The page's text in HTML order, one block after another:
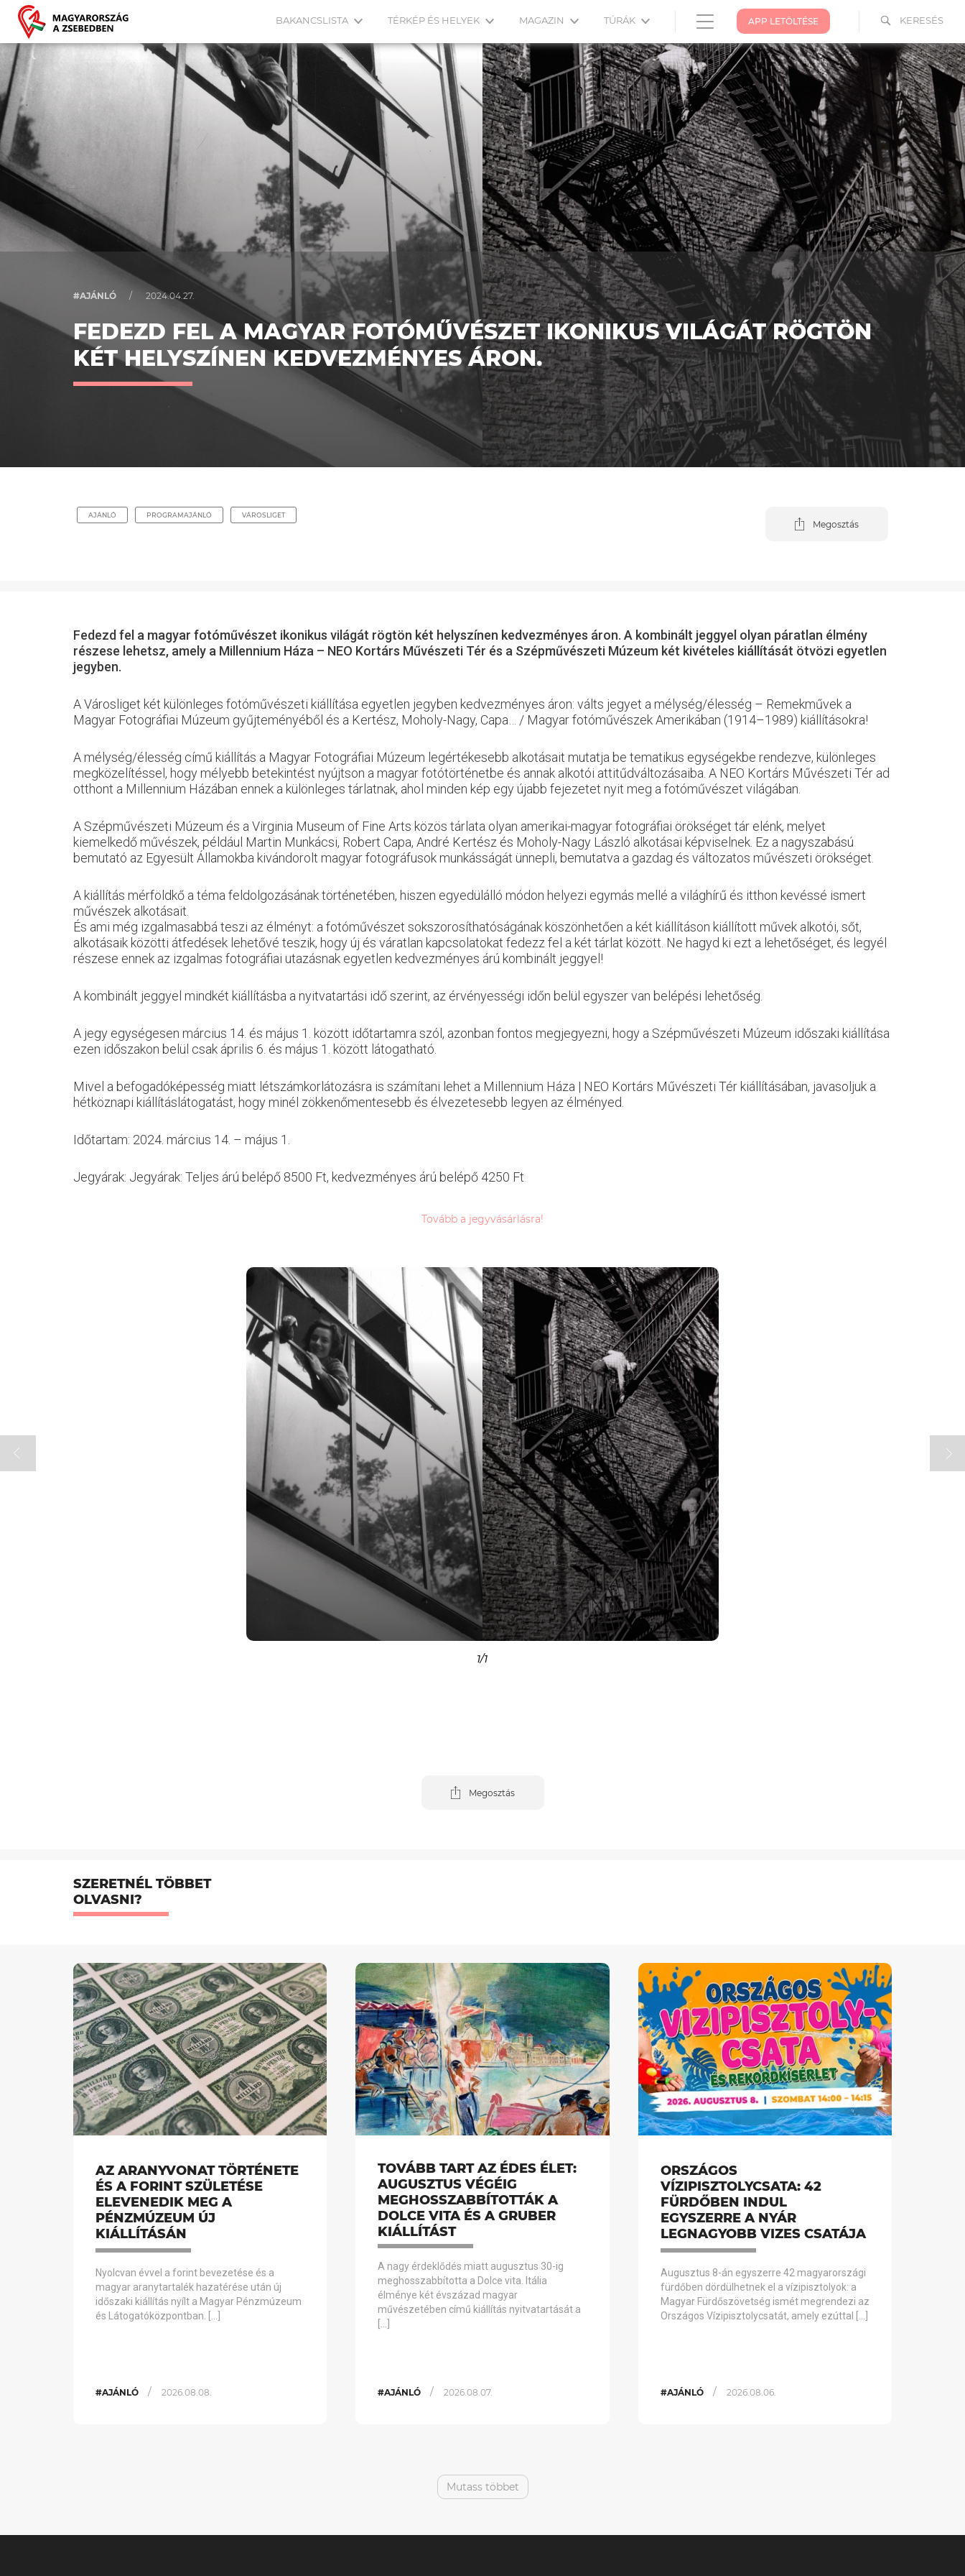
KERESÉS
APP LETÖLTÉSE
BAKANCSLISTA TÉRKÉP ÉS HELYEK MAGAZIN TÚRÁK
#AJÁNLÓ / 2024.04.27.
FEDEZD FEL A MAGYAR FOTÓMŰVÉSZET IKONIKUS VILÁGÁT RÖGTÖN
KÉT HELYSZÍNEN KEDVEZMÉNYES ÁRON.
AJÁNLÓ PROGRAMAJÁNLÓ VÁROSLIGET
Megosztás
Fedezd fel a magyar fotóművészet ikonikus világát rögtön két helyszínen kedvezményes áron. A kombinált jeggyel olyan páratlan élmény
részese lehetsz, amely a Millennium Háza – NEO Kortárs Művészeti Tér és a Szépművészeti Múzeum két kivételes kiállítását ötvözi egyetlen
jegyben.
A Városliget két különleges fotóművészeti kiállítása egyetlen jegyben kedvezményes áron: válts jegyet a mélység/élesség – Remekművek a
Magyar Fotográfiai Múzeum gyűjteményéből és a Kertész, Moholy-Nagy, Capa… / Magyar fotóművészek Amerikában (1914–1989) kiállításokra!
A mélység/élesség című kiállítás a Magyar Fotográfiai Múzeum legértékesebb alkotásait mutatja be tematikus egységekbe rendezve, különleges
megközelítéssel, hogy mélyebb betekintést nyújtson a magyar fotótörténetbe és annak alkotói attitűdváltozásaiba. A NEO Kortárs Művészeti Tér ad
otthont a Millennium Házában ennek a különleges tárlatnak, ahol minden kép egy újabb fejezetet nyit meg a fotóművészet világában.
A Szépművészeti Múzeum és a Virginia Museum of Fine Arts közös tárlata olyan amerikai-magyar fotográfiai örökséget tár elénk, melyet
kiemelkedő művészek, például Martin Munkácsi, Robert Capa, André Kertész és Moholy-Nagy László alkotásai képviselnek. Ez a nagyszabású
bemutató az Egyesült Államokba kivándorolt magyar fotográfusok munkásságát ünnepli, bemutatva a gazdag és változatos művészeti örökséget.
A kiállítás mérföldkő a téma feldolgozásának történetében, hiszen egyedülálló módon helyezi egymás mellé a világhírű és itthon kevéssé ismert
művészek alkotásait.
És ami még izgalmasabbá teszi az élményt: a fotóművészet sokszorosíthatóságának köszönhetően a két kiállításon kiállított művek alkotói, sőt,
alkotásaik közötti átfedések lehetővé teszik, hogy új és váratlan kapcsolatokat fedezz fel a két tárlat között. Ne hagyd ki ezt a lehetőséget, és legyél
részese ennek az izgalmas fotográfiai utazásnak egyetlen kedvezményes árú kombinált jeggyel!
A kombinált jeggyel mindkét kiállításba a nyitvatartási idő szerint, az érvényességi időn belül egyszer van belépési lehetőség.
A jegy egységesen március 14. és május 1. között időtartamra szól, azonban fontos megjegyezni, hogy a Szépművészeti Múzeum időszaki kiállítása
ezen időszakon belül csak április 6. és május 1. között látogatható.
Mivel a befogadóképesség miatt létszámkorlátozásra is számítani lehet a Millennium Háza | NEO Kortárs Művészeti Tér kiállításában, javasoljuk a
hétköznapi kiállításlátogatást, hogy minél zökkenőmentesebb és élvezetesebb legyen az élményed.
Időtartam: 2024. március 14. – május 1.
Jegyárak: Jegyárak: Teljes árú belépő 8500 Ft, kedvezményes árú belépő 4250 Ft
Tovább a jegyvásárlásra!
1/1
Megosztás
SZERETNÉL TÖBBET
OLVASNI?
AZ ARANYVONAT TÖRTÉNETE
ÉS A FORINT SZÜLETÉSE
ELEVENEDIK MEG A
PÉNZMÚZEUM ÚJ
KIÁLLÍTÁSÁN
Nyolcvan évvel a forint bevezetése és a
magyar aranytartalék hazatérése után új
időszaki kiállítás nyílt a Magyar Pénzmúzeum
és Látogatóközpontban. […]
#AJÁNLÓ / 2026.08.08.
TOVÁBB TART AZ ÉDES ÉLET:
AUGUSZTUS VÉGÉIG
MEGHOSSZABBÍTOTTÁK A
DOLCE VITA ÉS A GRUBER
KIÁLLÍTÁST
A nagy érdeklődés miatt augusztus 30-ig
meghosszabbította a Dolce vita. Itália
élménye két évszázad magyar
művészetében című kiállítás nyitvatartását a
#AJÁNLÓ / 2026.08.07.
ORSZÁGOS
VÍZIPISZTOLYCSATA: 42
FÜRDŐBEN INDUL
EGYSZERRE A NYÁR
LEGNAGYOBB VIZES CSATÁJA
Augusztus 8-án egyszerre 42 magyarországi
fürdőben dördülhetnek el a vízipisztolyok: a
Magyar Fürdőszövetség ismét megrendezi az
Országos Vízipisztolycsatát, amely ezúttal […]
#AJÁNLÓ / 2026.08.06.
Mutass többet